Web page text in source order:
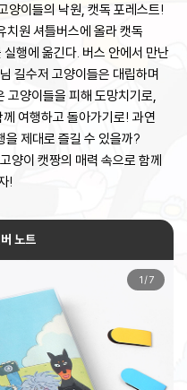
양이들의 낙원, 캣독 포레스트!
치원 셔틀버스에 올라 캣독
행에 옮긴다. 버스 안에서 만난
길수저 고양이들은 대립하며
고양이들을 피해 도망치기로,
여행하고 돌아가기로! 과연
을 제대로 즐길 수 있을까?
양이 캣짱의 매력 속으로 함께
!
노트
1 /7